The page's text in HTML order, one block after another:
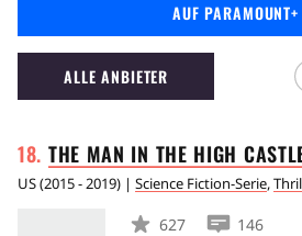
Stadt, in der
bestimmen. Hier steht
Bindeglied zwischen
Kriminalität und Politik.
AUF PARAMOUNT+
ALLE ANBIETER
THE MAN IN THE HIGH
US(2015 - 2019) | Science Fiction-Serie,
627
146